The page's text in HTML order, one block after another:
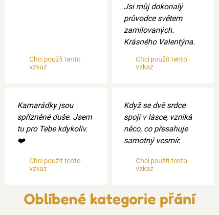
Chci použít tento
vzkaz
Jsi můj dokonalý
průvodce světem
zamilovaných.
Krásného Valentýna.
Chci použít tento
vzkaz
Kamarádky jsou
spřízněné duše. Jsem
tu pro Tebe kdykoliv.
❤️
Chci použít tento
vzkaz
Když se dvě srdce
spojí v lásce, vzniká
něco, co přesahuje
samotný vesmír.
Chci použít tento
vzkaz
Oblíbené kategorie přání